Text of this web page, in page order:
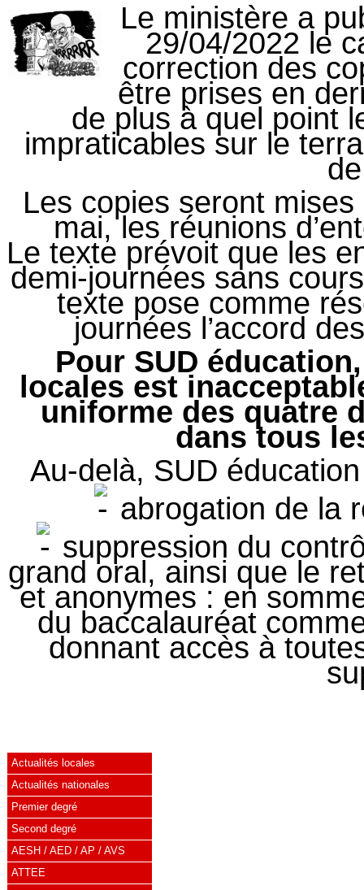
Le ministère a
29/04/2022 le
correction des
être prises en
de plus à quel point
impraticables sur le
Les copies seront
mai, les réunions
Le texte prévoit que les
demi-journées sans
texte pose comme
journées l’accord
Pour SUD
locales est
uniforme des quatre
dans tous
Au-delà, SUD
abrogation de la
suppression du
grand oral, ainsi que le
et anonymes : en
du baccalauréat
donnant accès à
Actualités locales
Actualités nationales
Premier degré
Second degré
AESH / AED / AP / AVS
ATTEE